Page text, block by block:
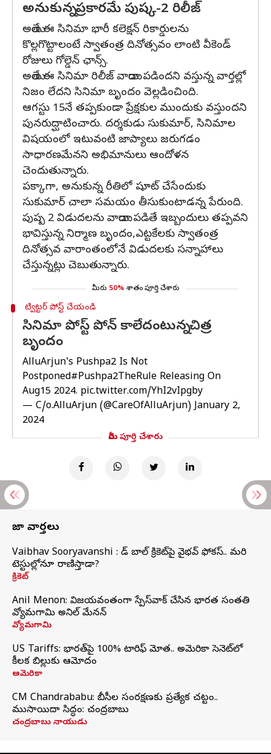
అనుకున్న ప్రకారమే పుష్క-2 రిలీజ్
అయితే ఈ సినిమా భారీ కలెక్షన్ రికార్డులను
కొల్లగొట్టాలంటే స్వాతంత్ర దినోత్సవం లాంటి వీకెండ్
రోజులు గోల్డెన్ ఛాన్స్.
అయితే ఈ సినిమా రిలీజ్ వాయిదా పడిందని వస్తున్న వార్తల్లో
నిజం లేదని సినిమా బృందం వెల్లడించింది.
ఆగస్టు 15నే తప్పకుండా ప్రేక్షకుల ముందుకు వస్తుందని
పునరుద్ఘాటించారు. దర్శకుడు సుకుమార్, సినిమాల
విషయంలో ఇటువంటి జాప్యాలు జరుగడం
సాధారణమేనని అభిమానులు ఆందోళన
చెందుతున్నారు.
పక్కాగా, అనుకున్న రీతిలో షూట్ చేసేందుకు
సుకుమార్ చాలా సమయం తీసుకుంటాడన్న పేరుంది.
పుష్ప 2 విడుదలను వాయిదా పడితే ఇబ్బందులు తప్పవని
భావిస్తున్న నిర్మాణ బృందం,ఎట్టకేలకు స్వాతంత్ర
దినోత్సవ వారాంతంలోనే విడుదలకు సన్నాహాలు
చేస్తున్నట్లు చెబుతున్నారు.
మీరు 50% శాతం పూర్తి చేశారు
ట్విట్టర్ పోస్ట్ చేయండి
సినిమా పోస్ట్ పోన్ కాలేదంటున్న చిత్ర
బృందం
AlluArjun's Pushpa2 Is Not
Postponed#Pushpa2TheRule Releasing On
Aug15 2024. pic.twitter.com/YhI2vIpgby
— C/o.AlluArjun (@CareOfAlluArjun)January 2,
2024
మీరు పూర్తి చేశారు
తాజా వార్తలు
Vaibhav Sooryavanshi : రెడ్ బాల్ క్రికెట్‌పై వైభవ్ ఫోకస్.. మరి
టెస్టుల్లోనూ రాణిస్తాడా?
క్రికెట్
Anil Menon: విజయవంతంగా స్పేస్‌వాక్‌ చేసిన భారత సంతతి
వ్యోమగామి అనిల్‌ మేనన్
వ్యోమగామి
US Tariffs: భారత్‌పై 100% టారిఫ్‌ మోత.. అమెరికా సెనెట్‌లో
కీలక బిల్లుకు ఆమోదం
అమెరికా
CM Chandrababu: బీసీల సంరక్షణకు ప్రత్యేక చట్టం..
ముసాయిదా సిద్ధం: చంద్రబాబు
చంద్రబాబు నాయుడు